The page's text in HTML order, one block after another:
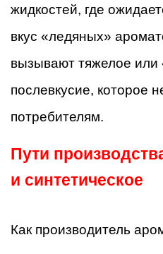
жидкостей, где
вкус «ледяных»
вызывают тяжелое или
послевкусие, которое
потребителям.
Пути
и синтетическое
Как производитель